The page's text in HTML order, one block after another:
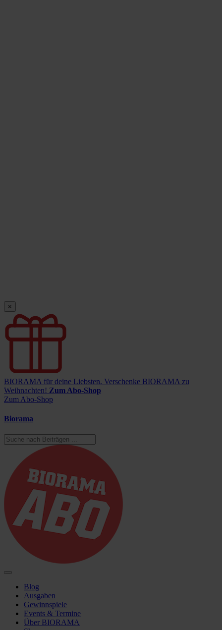
×
BIORAMA für deine Liebsten. Verschenke BIORAMA zu
Weihnachten! Zum Abo-Shop
Zum Abo-Shop
Biorama
Blog
Ausgaben
Gewinnspiele
Events & Termine
Über BIORAMA